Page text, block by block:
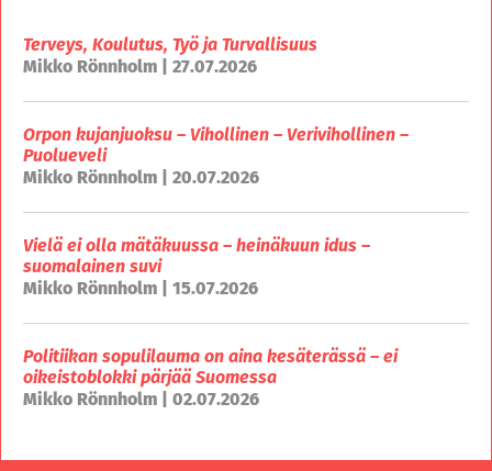
Terveys, Koulutus, Työ ja Turvallisuus
Mikko Rönnholm | 27.07.2026
Orpon kujanjuoksu – Vihollinen – Verivihollinen –
Puolueveli
Mikko Rönnholm | 20.07.2026
Vielä ei olla mätäkuussa – heinäkuun idus –
suomalainen suvi
Mikko Rönnholm | 15.07.2026
Politiikan sopulilauma on aina kesäterässä – ei
oikeistoblokki pärjää Suomessa
Mikko Rönnholm | 02.07.2026